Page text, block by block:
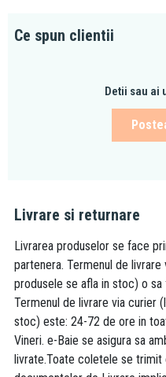
Ce spun clientii
Detii sau ai
Livrare si returnare
Livrarea produselor se face
partenera. Termenul de
produsele se afla in stoc) o
Termenul de livrare via curier
stoc) este: 24-72 de ore in
Vineri. e-Baie se asigura sa
livrate.Toate coletele se